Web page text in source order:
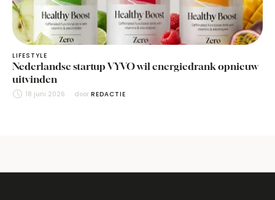
LIFESTYLE
Nederlandse startup VYVO wil energiedrank opnieuw
uitvinden
18 juni 2026 door REDACTIE